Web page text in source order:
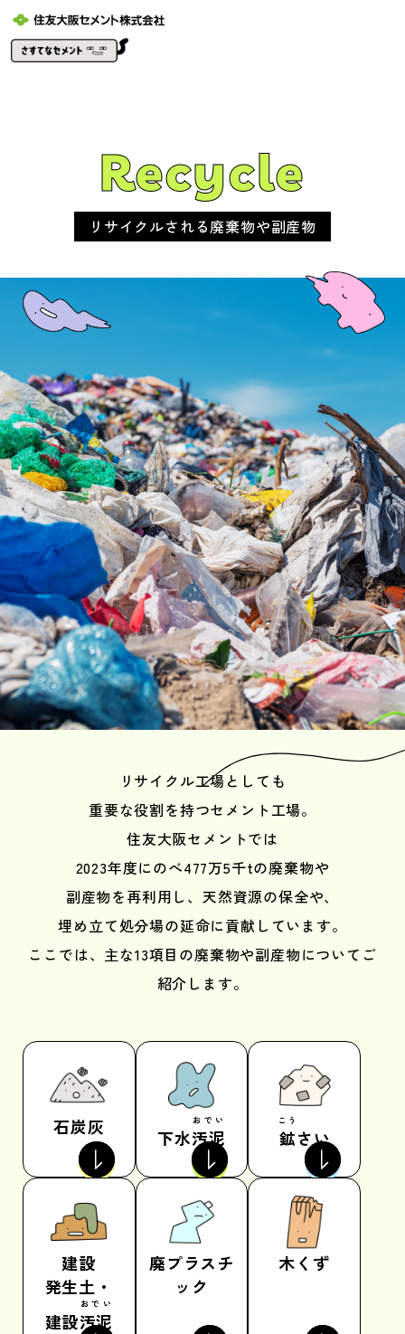
overflow - style : auto ; } .simplebar-content-wrapper::-webkit-scrollbar, .simplebar-hide-scrollbar::-webkit-scrollbar { display : initial ; width :
initial ; height : initial ; }
Recycle
リサイクルされる廃棄物や副産物
リサイクル工場としても
重要な役割を持つセメント工場。
住友大阪セメントでは
2023年度にのべ477万5千tの廃棄物や
副産物を再利用し、 天然資源の保全や、
埋め立て処分場の延命に貢献しています。
ここでは、主な13項目の廃棄物や副産物についてご
紹介します。
石炭灰 下水汚泥
おでい
鉱
こう
さい
建設
発生土・
建設汚泥
おでい
廃プラスチ
ック
木くず